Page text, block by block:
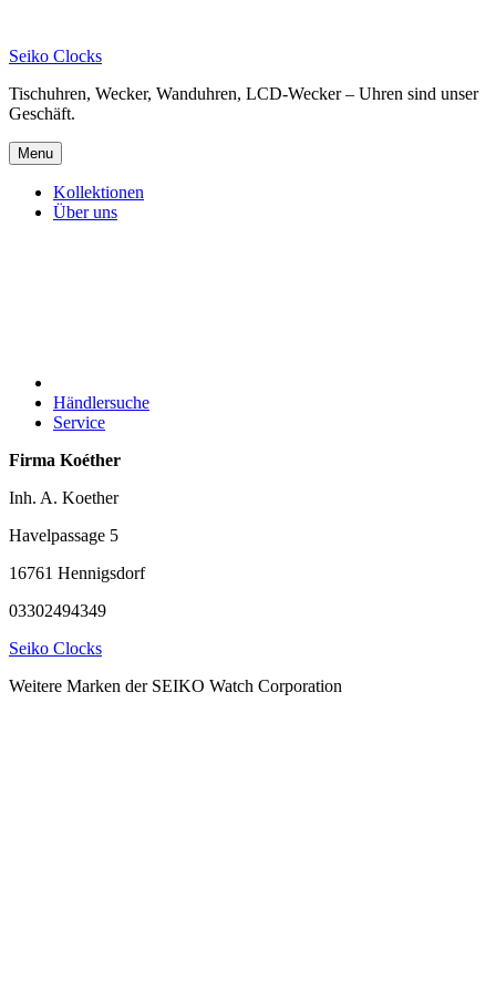
content
Seiko Clocks
Tischuhren, Wecker, Wanduhren, LCD-Wecker – Uhren sind unser
Geschäft.
Menu
Kollektionen
Über uns
Händlersuche
Service
Firma Koéther
Inh. A. Koether
Havelpassage 5
16761 Hennigsdorf
03302494349
Seiko Clocks
Weitere Marken der SEIKO Watch Corporation